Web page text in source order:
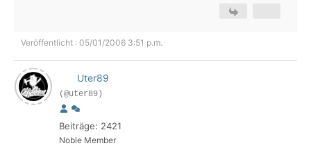
Veröffentlicht : 05/01/2006 3:51 p.m.
Uter89
(@uter89)
Beiträge: 2421
Noble Member